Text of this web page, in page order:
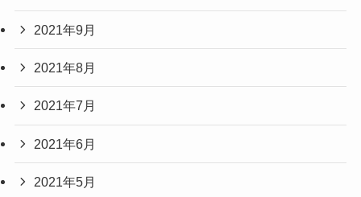
2021年9月
2021年8月
2021年7月
2021年6月
2021年5月